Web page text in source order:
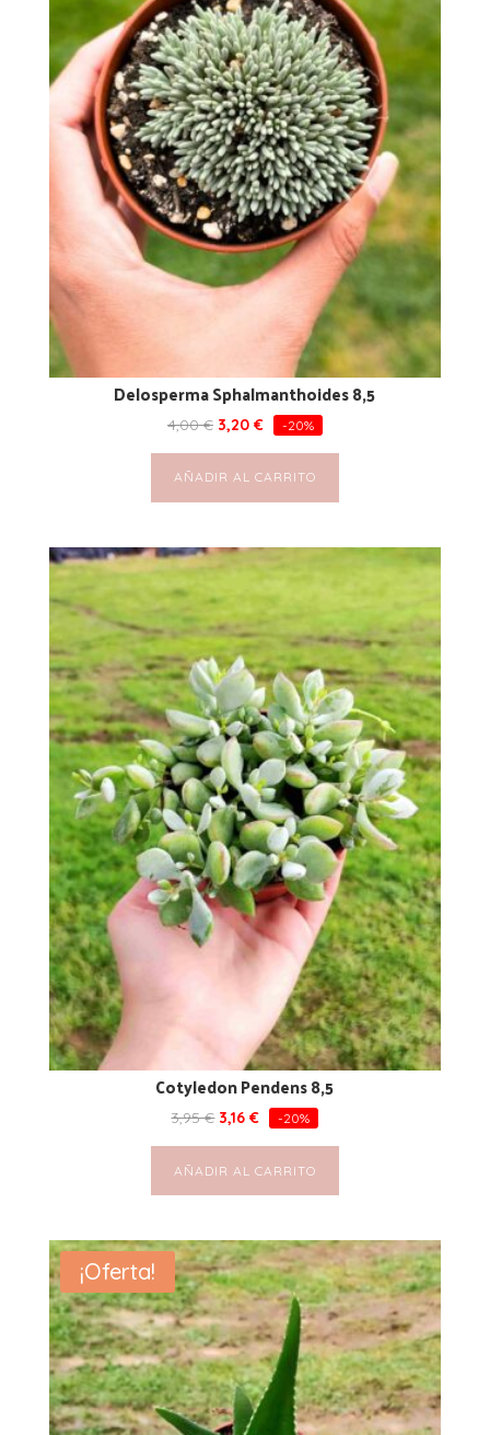
Delosperma Sphalmanthoides 8,5
4,00€ 3,20 € -20%
AÑADIR AL CARRITO
Cotyledon Pendens 8,5
3,95€ 3,16€ -20%
AÑADIR AL CARRITO
¡Oferta!